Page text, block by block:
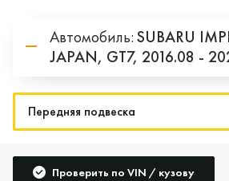
Автомобиль:SUBARU
JAPAN, GT7, 2016.08 -
Проверить по VIN / кузову